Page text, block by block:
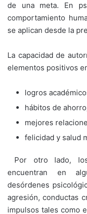
de una meta. En
comportamiento
se aplican desde la
La capacidad de
elementos positivos
logros
hábitos de
mejores
felicidad y salud
Por otro lado,
encuentran en
desórdenes
agresión, conductas
impulsos tales como